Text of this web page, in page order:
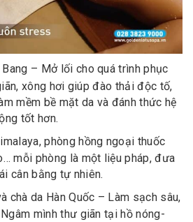
– Mở lối cho quá trình phục
xông hơi giúp đào thải độc tố,
mềm bề mặt da và đánh thức hệ
tốt hơn.
phòng hồng ngoại thuốc
mỗi phòng là một liệu pháp, đưa
cân bằng tự nhiên.
chà da Hàn Quốc – Làm sạch sâu,
mình thư giãn tại hồ nóng-